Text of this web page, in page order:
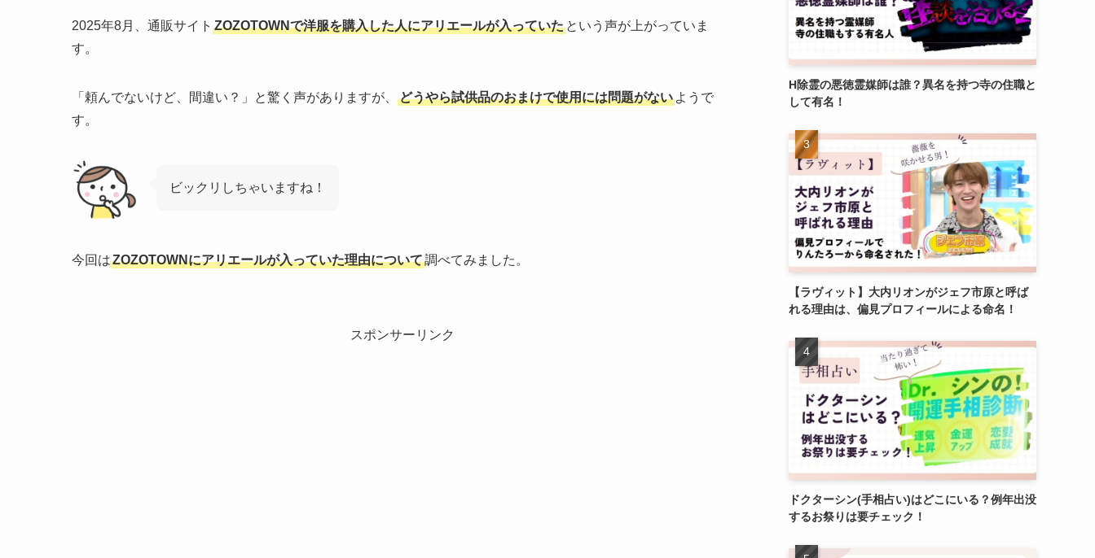
2025年8月、通販サイト ZOZOTOWNで洋服を購入した人にアリエールが入っていた という声が上がっていま
す。
「頼んでないけど、間違い？」と驚く声がありますが、 どうやら試供品のおまけで使用には問題がない ようで
す。
ビックリしちゃいますね！
今回はZOZOTOWNにアリエールが入っていた理由について調べてみました。
スポンサーリンク
H除霊の悪徳霊媒師は誰？異名を持つ寺の住職と
して有名！
【ラヴィット】大内リオンがジェフ市原と呼ば
れる理由は、偏見プロフィールによる命名！
ドクターシン(手相占い)はどこにいる？例年出没
するお祭りは要チェック！